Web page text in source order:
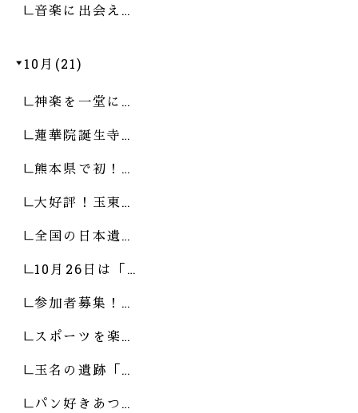
音楽に出会え…
10月(21)
神楽を一堂に…
蓮華院誕生寺…
熊本県で初！…
大好評！玉東…
全国の日本遺…
10月26日は「…
参加者募集！…
スポーツを楽…
玉名の遺跡「…
パン好きあつ…